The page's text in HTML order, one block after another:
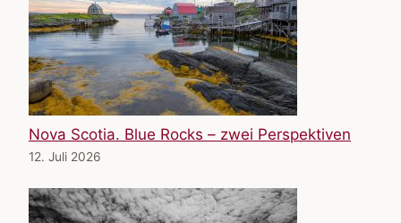
Nova Scotia. Blue Rocks – zwei Perspektiven
12. Juli 2026